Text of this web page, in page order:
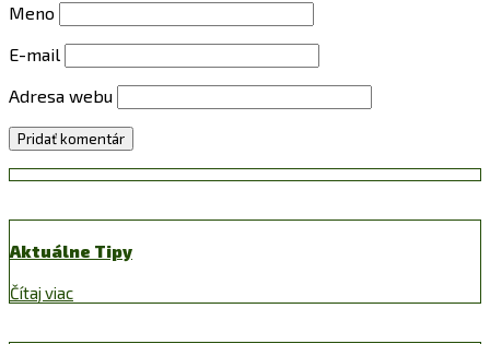
Meno
E-mail
Adresa webu
Aktuálne Tipy
Čítaj viac